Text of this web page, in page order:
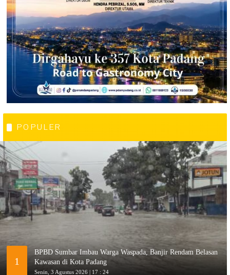
POPULER
1
BPBD Sumbar Imbau Warga Waspada, Banjir Rendam Belasan
Kawasan di Kota Padang
Senin, 3 Agustus 2026 | 17 : 24